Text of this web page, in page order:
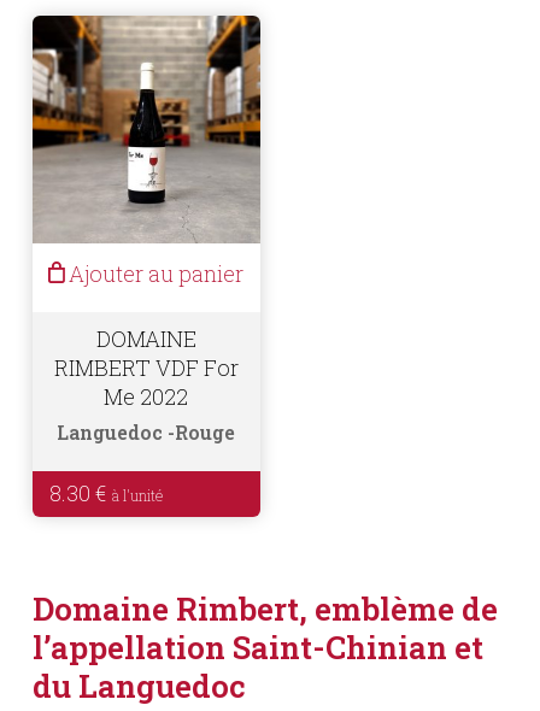
Ajouter au panier
DOMAINE
RIMBERT VDF For
Me 2022
Languedoc Rouge
8.30 €
Domaine Rimbert, emblème de
l’appellation Saint-Chinian et
du Languedoc